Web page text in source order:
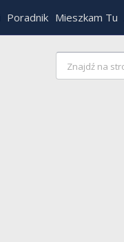
Poradnik Mieszkam Tu